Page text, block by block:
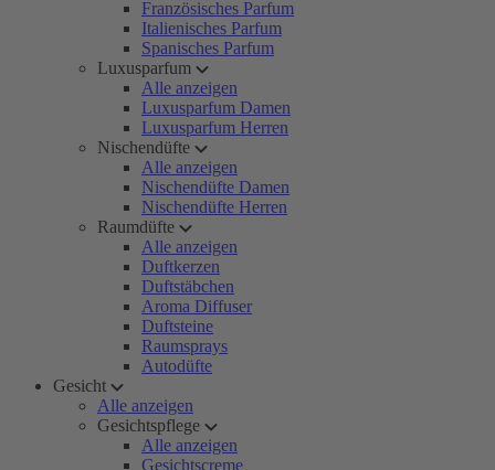
Französisches Parfum
Italienisches Parfum
Spanisches Parfum
Luxusparfum
Alle anzeigen
Luxusparfum Damen
Luxusparfum Herren
Nischendüfte
Alle anzeigen
Nischendüfte Damen
Nischendüfte Herren
Raumdüfte
Alle anzeigen
Duftkerzen
Duftstäbchen
Aroma Diffuser
Duftsteine
Raumsprays
Autodüfte
Gesicht
Alle anzeigen
Gesichtspflege
Alle anzeigen
Gesichtscreme